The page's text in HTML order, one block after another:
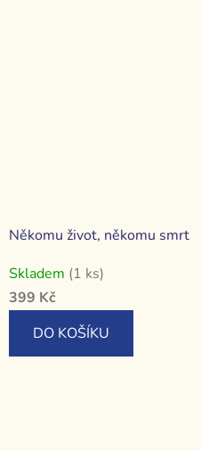
Někomu život, někomu smrt
Skladem (1 ks)
399 Kč
DO KOŠÍKU